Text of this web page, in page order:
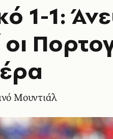
1-1:
Μουντιάλ